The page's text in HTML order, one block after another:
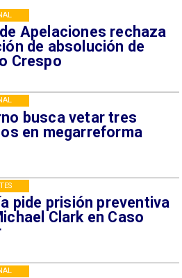
Apelaciones rechaza
de absolución de
Crespo
busca vetar tres
en megarreforma
pide prisión preventiva
Clark en Caso